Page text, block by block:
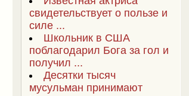
свидетельствует о пользе и
силе ...
Школьник в США
поблагодарил Бога за гол и
получил ...
Десятки тысяч
мусульман принимают